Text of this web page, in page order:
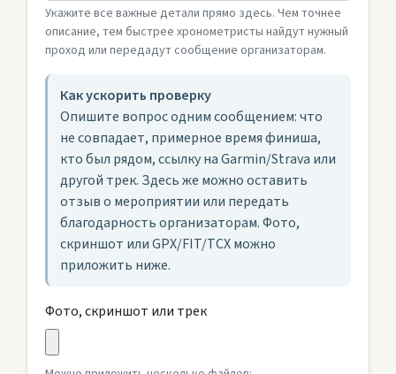
Укажите все важные детали прямо здесь. Чем точнее
описание, тем быстрее хронометристы найдут нужный
проход или передадут сообщение организаторам.
Как ускорить проверку
Опишите вопрос одним сообщением: что
не совпадает, примерное время финиша,
кто был рядом, ссылку на Garmin/Strava или
другой трек. Здесь же можно оставить
отзыв о мероприятии или передать
благодарность организаторам. Фото,
скриншот или GPX/FIT/TCX можно
приложить ниже.
Фото, скриншот или трек